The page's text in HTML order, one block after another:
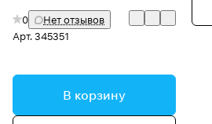
0
Нет отзывов
Арт.345351
В корзину